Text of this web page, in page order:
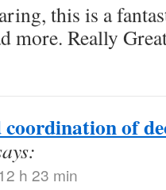
this is a
more. Really
of
h 23 min